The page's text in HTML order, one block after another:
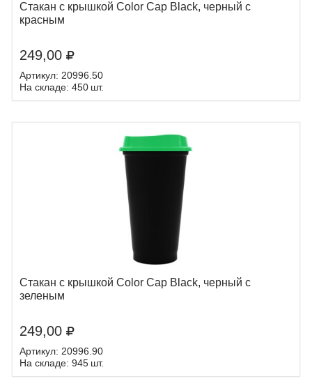
Стакан с крышкой Color Cap Black, черный с
красным
249,00
Артикул: 20996.50
На складе: 450 шт.
Стакан с крышкой Color Cap Black, черный с
зеленым
249,00
Артикул: 20996.90
На складе: 945 шт.